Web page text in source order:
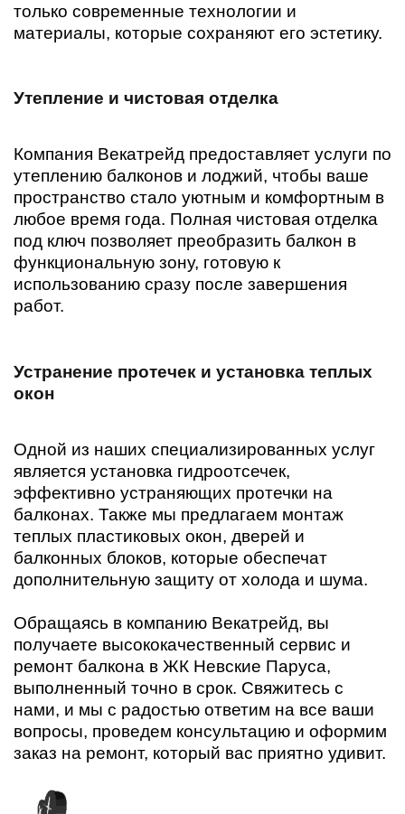
только современные технологии и
материалы, которые сохраняют его эстетику.
Утепление и чистовая отделка
Компания Векатрейд предоставляет услуги по
утеплению балконов и лоджий, чтобы ваше
пространство стало уютным и комфортным в
любое время года. Полная чистовая отделка
под ключ позволяет преобразить балкон в
функциональную зону, готовую к
использованию сразу после завершения
работ.
Устранение протечек и установка теплых
окон
Одной из наших специализированных услуг
является установка гидроотсечек,
эффективно устраняющих протечки на
балконах. Также мы предлагаем монтаж
теплых пластиковых окон, дверей и
балконных блоков, которые обеспечат
дополнительную защиту от холода и шума.
Обращаясь в компанию Векатрейд, вы
получаете высококачественный сервис и
ремонт балкона в ЖК Невские Паруса,
выполненный точно в срок. Свяжитесь с
нами, и мы с радостью ответим на все ваши
вопросы, проведем консультацию и оформим
заказ на ремонт, который вас приятно удивит.